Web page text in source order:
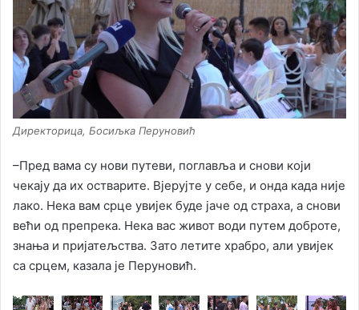
Директорица, Босиљка Перуновић
–Пред вама су нови путеви, поглавља и снови који
чекају да их остварите. Вјерујте у себе, и онда када није
лако. Нека вам срце увијек буде јаче од страха, а снови
већи од препрека. Нека вас живот води путем доброте,
знања и пријатељства. Зато летите храбро, али увијек
са срцем, казала је Перуновић.